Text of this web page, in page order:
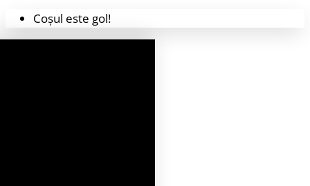
Coșul este gol!